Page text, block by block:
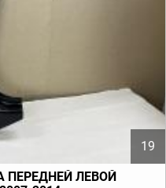
19
ПЕРЕДНЕЙ ЛЕВОЙ